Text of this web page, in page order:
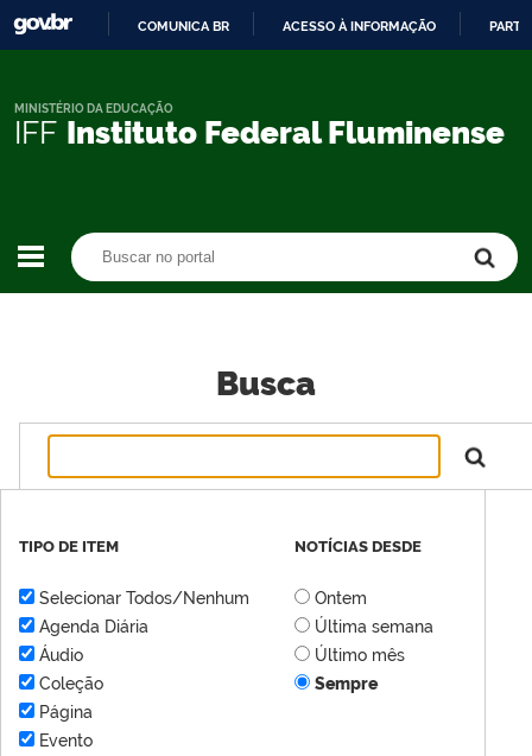
CONTEÚDO
COMUNICA BR ACESSO À INFORMAÇÃO
IFF Instituto Federal Fluminense
MINISTÉRIO DA EDUCAÇÃO
Busca
TIPO DE ITEM
Selecionar Todos/Nenhum
Agenda Diária
Áudio
Coleção
Página
Evento
NOTÍCIAS DESDE
Ontem
Última semana
Último mês
Sempre